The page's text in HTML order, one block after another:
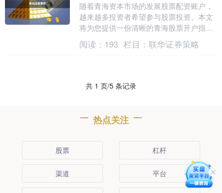
随着青海资本市场的发展股票配资账户，
越来越多投资者希望参与股票投资。本文
将为您提供一份清晰的青海股票开户指
南，涵盖流程、券商选择与关键注意事
项。 在配资炒股开户....
阅读： 193 栏目： 联华证券策略
共 1 页/5 条记录
热点关注
股票 杠杆
渠道 平台